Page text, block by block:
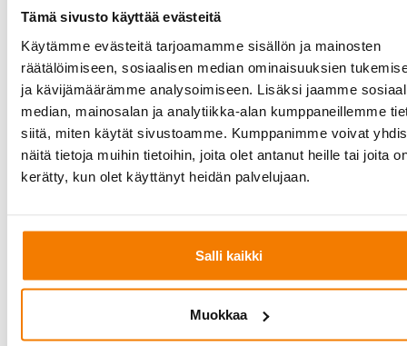
Tämä sivusto käyttää evästeitä
Käytämme evästeitä tarjoamamme sisällön ja mainosten
räätälöimiseen, sosiaalisen median ominaisuuksien
ja kävijämäärämme analysoimiseen. Lisäksi jaamme
median, mainosalan ja analytiikka-alan kumppaneillemme
siitä, miten käytät sivustoamme. Kumppanimme voivat
näitä tietoja muihin tietoihin, joita olet antanut heille tai joita
kerätty, kun olet käyttänyt heidän palvelujaan.
Salli kaikki
Muokkaa
Siltanosturit ja nostimet - Cloned
Siltanosturit ja nostimet - Cloned (0)
Siltanosturit ja nostimet - Cloned(0)
Siltanosturit ja nostimet - Cloned(0)
Siltanosturit ja nostimet - Cloned(1)
Siltanosturit ja nostimet - Cloned(1)